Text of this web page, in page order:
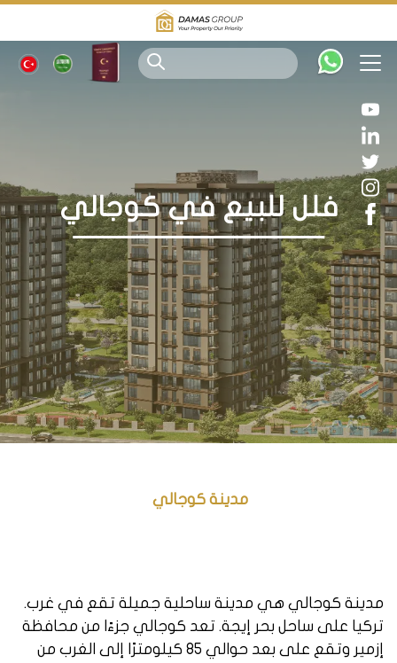
فلل للبيع في كوجالي
مدينة كوجالي
.مدينة كوجالي هي مدينة ساحلية جميلة تقع في غرب
تركيا على ساحل بحر إيجة. تعد كوجالي جزءًا من محافظة
إزمير وتقع على بعد حوالي 85 كيلومترًا إلى الغرب من